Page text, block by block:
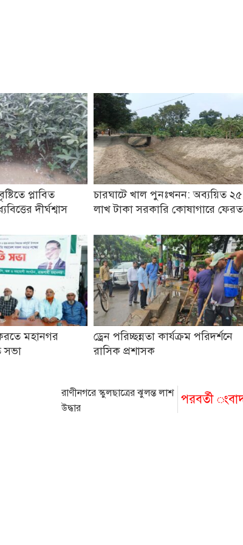
প্লাবিত
দীর্ঘশ্বাস
চারঘাটে খাল পুনঃখনন: অব্যয়িত ২৫
লাখ টাকা সরকারি কোষাগারে ফেরত
মহানগর
সভা
ড্রেন পরিচ্ছন্নতা কার্যক্রম পরিদর্শনে
রাসিক প্রশাসক
পরবর্তী
রাণীনগরে স্কুলছাত্রের ঝুলন্ত লাশ
উদ্ধার